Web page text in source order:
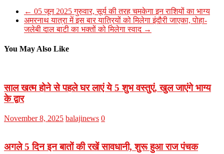
← 05 जून 2025 गुरुवार, सूर्य की तरह चमकेगा इन राशियों का भाग्य
अमरनाथ यात्रा में इस बार यात्रियों को मिलेगा इंदौरी जाएका, पोहा-
जलेबी दाल बाटी का भक्तों को मिलेगा स्वाद →
You May Also Like
साल खत्म होने से पहले घर लाएं ये 5 शुभ वस्तुएं, खुल जाएंगे भाग्य
के द्वार
November 8, 2025 balajinews 0
अगले 5 दिन इन बातों की रखें सावधानी, शुरू हुआ राज पंचक